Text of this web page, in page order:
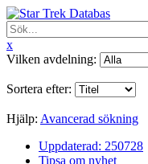
x
Vilken avdelning:
Sortera efter:
Hjälp: Avancerad sökning
Uppdaterad: 250728
Tipsa om nyhet